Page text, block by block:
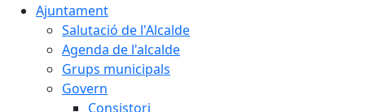
Ajuntament
Salutació de l'Alcalde
Agenda de l'alcalde
Grups municipals
Govern
Consistori